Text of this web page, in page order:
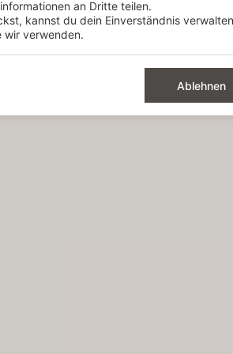
Beziehungen, enge
Hotelprojekt wird nicht nur mit
an Dritte teilen.
kannst du dein Einverständnis
wir verwenden.
Ablehnen